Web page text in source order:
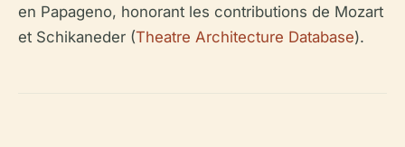
en Papageno, honorant les contributions de Mozart
et Schikaneder (Theatre Architecture Database).